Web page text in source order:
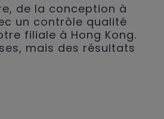
de la conception à
un contrôle qualité
filiale à Hong Kong.
mais des résultats